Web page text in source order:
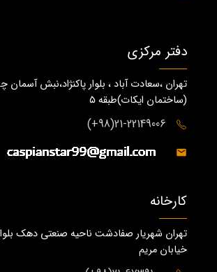
دفتر مرکزی
(ساختمان ايكات)طبقه ٥
21-22149006(98+)
کارخانه
تهران شهریار صفادشت ناحیه صنعتی دهک
خیابان مریم